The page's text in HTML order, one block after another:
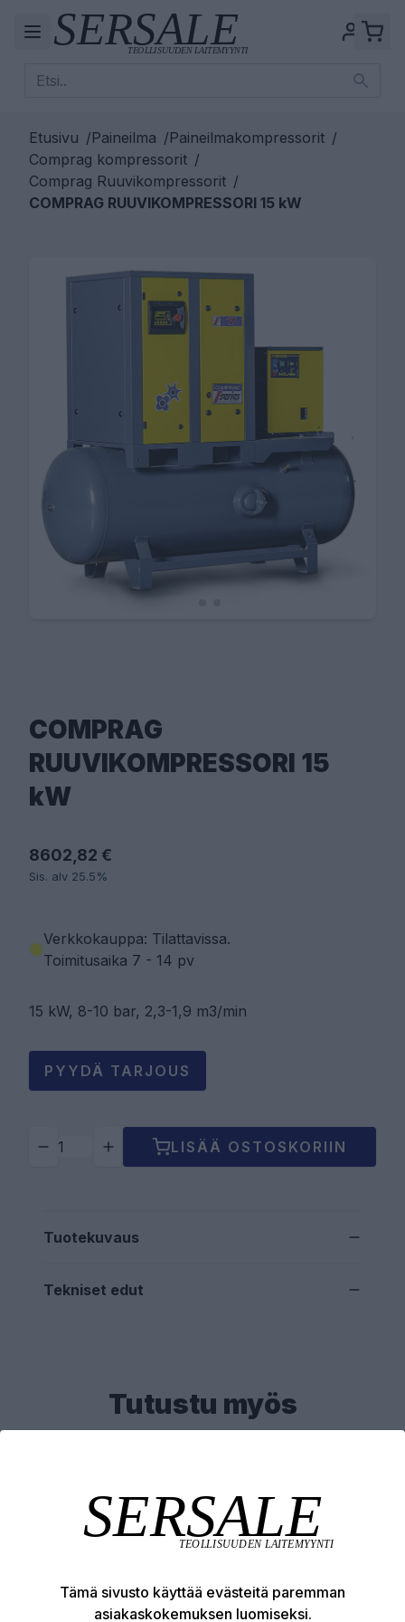
Etusivu /Paineilma /Paineilmakompressorit /
Comprag kompressorit /
Comprag Ruuvikompressorit /
COMPRAG RUUVIKOMPRESSORI 15 kW
COMPRAG
RUUVIKOMPRESSORI 15
kW
8602,82 €
Sis. alv 25.5%
Verkkokauppa: Tilattavissa.
Toimitusaika 7 - 14 pv
15 kW, 8-10 bar, 2,3-1,9 m3/min
PYYDÄ TARJOUS
LISÄÄ OSTOSKORIIN
Tuotekuvaus
Tekniset edut
Tutustu myös
Tämä sivusto käyttää evästeitä paremman
asiakaskokemuksen luomiseksi.